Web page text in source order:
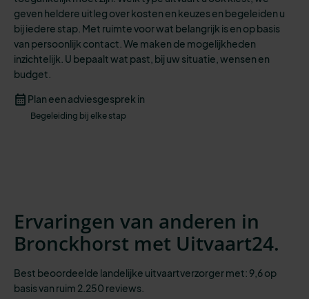
geven heldere uitleg over kosten en keuzes en begeleiden u
bij iedere stap. Met ruimte voorwat belangrijk isen op basis
van persoonlijk contact. We maken de mogelijkheden
inzichtelijk U bepaalt wat past, bij uw situatie , wensen en
budget.
Plan een adviesgesprek in
Begeleiding bij elke stap
Ervaringen van anderen in
Bronckhorst met Uitvaart24.
Best beoordeelde landelijke uitvaartverzorger met: 9,6 op
basis van ruim 2.250 reviews.